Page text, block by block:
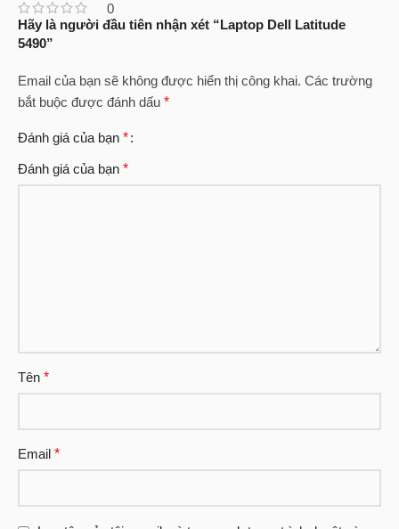
0
Hãy là người đầu tiên nhận xét “Laptop Dell Latitude
5490”
Email của bạn sẽ không được hiển thị công khai. Các trường
bắt buộc được đánh dấu *
Đánh giá của bạn *
Đánh giá của bạn *
Tên *
Email *